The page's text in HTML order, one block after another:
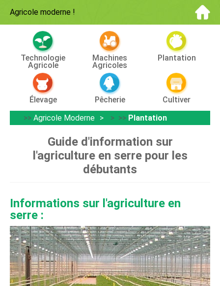
Agricole moderne !
Technologie
Agricole
Machines
Agricoles
Plantation
Élevage Pêcherie
Cultiver
>> Agricole Moderne > >> Plantation
Guide d'information sur
l'agriculture en serre pour les
débutants
Informations sur l'agriculture en
serre :